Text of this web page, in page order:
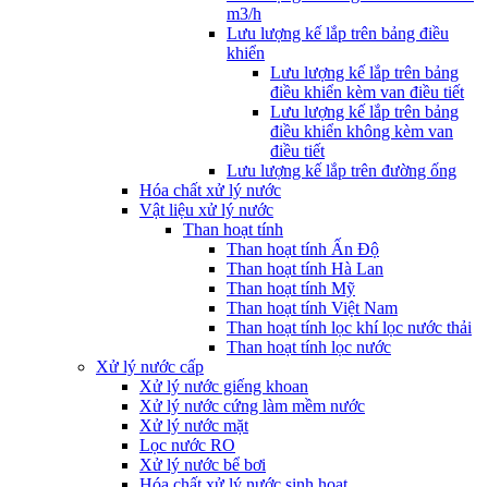
m3/h
Lưu lượng kế lắp trên bảng điều
khiển
Lưu lượng kế lắp trên bảng
điều khiển kèm van điều tiết
Lưu lượng kế lắp trên bảng
điều khiển không kèm van
điều tiết
Lưu lượng kế lắp trên đường ống
Hóa chất xử lý nước
Vật liệu xử lý nước
Than hoạt tính
Than hoạt tính Ấn Độ
Than hoạt tính Hà Lan
Than hoạt tính Mỹ
Than hoạt tính Việt Nam
Than hoạt tính lọc khí lọc nước thải
Than hoạt tính lọc nước
Xử lý nước cấp
Xử lý nước giếng khoan
Xử lý nước cứng làm mềm nước
Xử lý nước mặt
Lọc nước RO
Xử lý nước bể bơi